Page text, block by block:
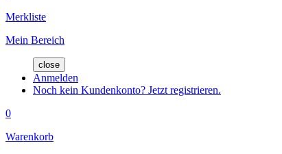
Merkliste
Mein Bereich
close
Anmelden
Noch kein Kundenkonto? Jetzt registrieren.
0
Warenkorb